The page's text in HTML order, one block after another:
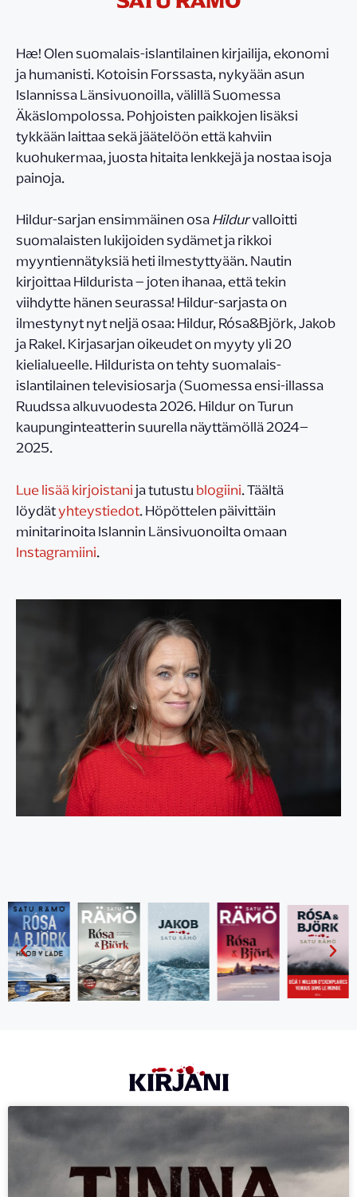
Hæ! Olen suomalais-islantilainen kirjailija, ekonomi
ja humanisti. Kotoisin Forssasta, nykyään asun
Islannissa Länsivuonoilla, välillä Suomessa
Äkäslompolossa. Pohjoisten paikkojen lisäksi
tykkään laittaa sekä jäätelöön että kahviin
kuohukermaa, juosta hitaita lenkkejä ja nostaa isoja
painoja.
Hildur-sarjan ensimmäinen osaHildurvalloitti
suomalaisten lukijoiden sydämet ja rikkoi
myyntiennätyksiä heti ilmestyttyään. Nautin
kirjoittaa Hildurista – joten ihanaa, että tekin
viihdytte hänen seurassa! Hildur-sarjasta on
ilmestynyt nyt neljä osaa: Hildur, Rósa&Björk, Jakob
ja Rakel. Kirjasarjan oikeudet on myyty yli 20
kielialueelle. Hildurista on tehty suomalais-
islantilainen televisiosarja (Suomessa ensi-illassa
Ruudssa alkuvuodesta 2026. Hildur on Turun
kaupunginteatterin suurella näyttämöllä 2024–
2025.
Lue lisää kirjoistanija tutustublogiini. Täältä
löydätyhteystiedot. Höpöttelen päivittäin
minitarinoita Islannin Länsivuonoilta omaan
Instagramiini.
KIRJANI